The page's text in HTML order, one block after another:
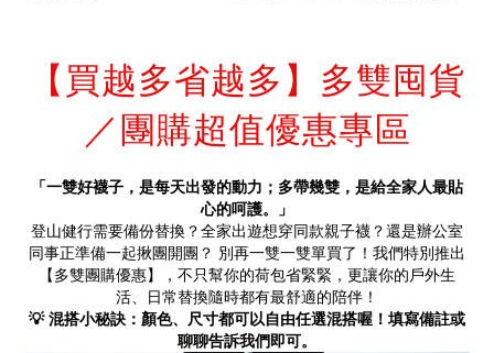
【買越多省越多】多雙囤貨
／團購超值優惠專區
「一雙好襪子，是每天出發的動力；多帶幾雙，是給全家人最貼
心的呵護。」
登山健行需要備份替換？全家出遊想穿同款親子襪？還是辦公室
同事正準備一起揪團開團？ 別再一雙一雙單買了！我們特別推出
【多雙團購優惠】，不只幫你的荷包省緊緊，更讓你的戶外生
活、日常替換隨時都有最舒適的陪伴！
💡 混搭小秘訣：顏色、尺寸都可以自由任選混搭喔！填寫備註或
聊聊告訴我們即可。